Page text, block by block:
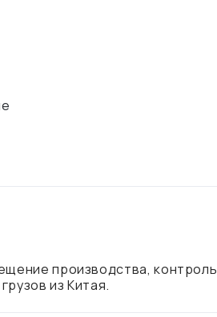
производства, контроль